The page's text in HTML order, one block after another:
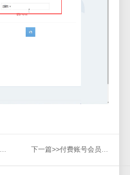
下一篇>>付费账号会员时间能否转移到其他账号？